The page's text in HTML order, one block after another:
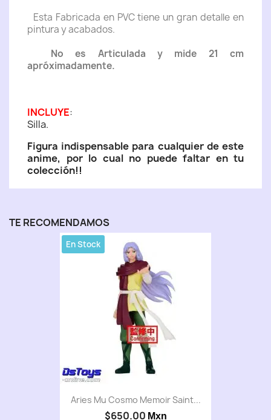
Esta Fabricada en PVC tiene un gran detalle en
pintura y acabados.
No es Articulada y mide 21 cm
apróximadamente.
INCLUYE:
Silla.
Figura indispensable para cualquier de este
anime, por lo cual no puede faltar en tu
colección!!
TE RECOMENDAMOS
Aries Mu Cosmo Memoir Saint...
$650.00 Mxn
En Stock